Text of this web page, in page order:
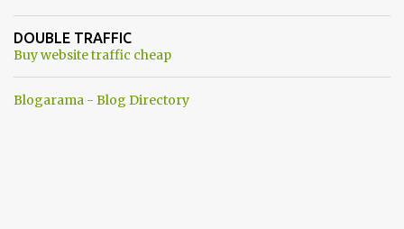
come terrazzi o giardini). Inoltre dobbiamo perdere tempo a
dividere tutti i materiali. ...e lo facevamo inizialmente anche con
avremmo pagato tutti di meno . Ma quando mai? Ogni anno
DOUBLE TRAFFIC
Buy website traffic cheap
Blogarama - Blog Directory